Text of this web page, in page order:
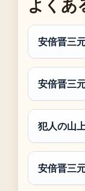
安倍晋三
安倍晋三
犯人の山
安倍晋三